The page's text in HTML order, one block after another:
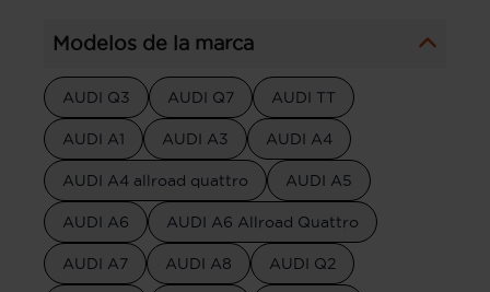
Modelos de la marca
AUDI Q3 AUDI Q7 AUDI TT
AUDI A1 AUDI A3 AUDI A4
AUDI A4 allroad quattro AUDI A5
AUDI A6 AUDI A6 Allroad Quattro
AUDI A7 AUDI A8 AUDI Q2